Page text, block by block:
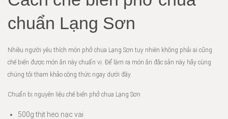
chuẩn Lạng Sơn
Nhiều người yêu thích món phở chua Lạng Sơn tuy nhiên không phải ai cũng
chế biến được món ăn này chuẩn vị. Để làm ra món ăn đặc sản này hãy cùng
chúng tôi tham khảo công thức ngay dưới đây.
Chuẩn bị nguyên liệu chế biến phở chua Lạng Sơn
500g thịt heo nạc vai